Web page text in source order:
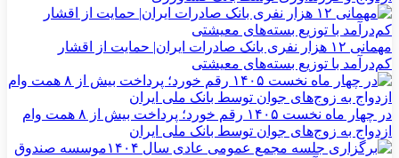
مهمانی ۱۲ هزار نفری بانک صادرات ایران| حمایت از اقشار
کم‌درآمد با توزیع بسته‌های معیشتی
در چهار ماه نخست ۱۴۰۵ رقم خورد؛ پرداخت بیش از ۸ همت وام
ازدواج به زوج‌های جوان توسط بانک ملی ایران